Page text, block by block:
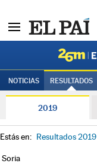
NOTICIAS RESULTADOS
2019
Estás en: Resultados 2019
Soria